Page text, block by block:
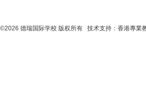
©2026 德瑞国际学校 版权所有 技术支持： 香港專業